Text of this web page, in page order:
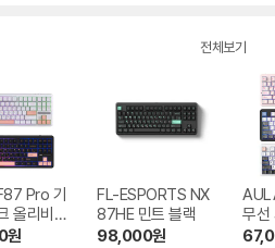
전체보기
Pro 기
올리비아
원
FL-ESPORTS NX
87HE 민트 블랙
98,000원
무선
블랙